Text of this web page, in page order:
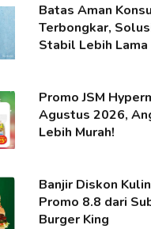
Batas Aman
Terbongkar,
Stabil Lebih Lama
Promo JSM
Agustus 2026,
Lebih Murah!
Banjir Diskon
Promo 8.8 dari
Burger King